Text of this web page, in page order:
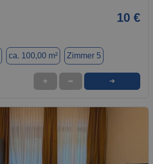
10 €
ca. 100,00 m² Zimmer 5
★ ➦ ➜